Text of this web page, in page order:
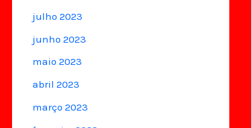
julho 2023
junho 2023
maio 2023
abril 2023
março 2023